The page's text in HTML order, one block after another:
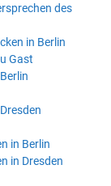
des
in Berlin
Gast
in Berlin
in Dresden